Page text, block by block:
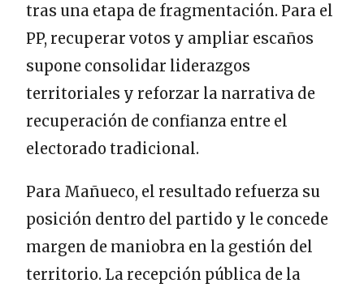
tras una etapa de fragmentación. Para el
PP, recuperar votos y ampliar escaños
supone consolidar liderazgos
territoriales y reforzar la narrativa de
recuperación de confianza entre el
electorado tradicional.
Para Mañueco, el resultado refuerza su
posición dentro del partido y le concede
margen de maniobra en la gestión del
territorio. La recepción pública de la